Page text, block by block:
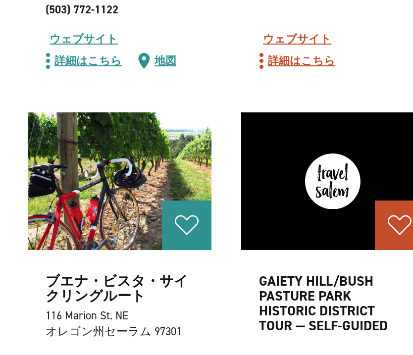
(503) 772-1122
ウェブサイト
詳細はこちら
地図
ウェブサイト
詳細はこちら
ブエナ・ビスタ・サイ
クリングルート
116 Marion St. NE
オレゴン州セーラム 97301
GAIETY HILL/BUSH
PASTURE PARK
HISTORIC DISTRICT
TOUR — SELF-GUIDED